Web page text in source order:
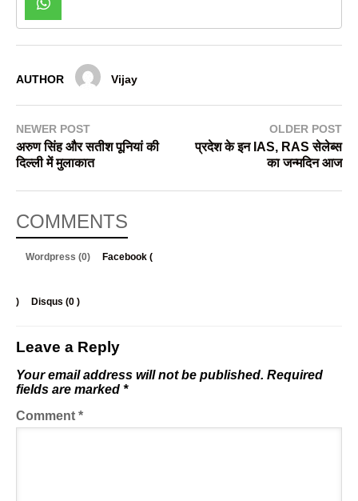
AUTHOR Vijay
NEWER POST
अरुण सिंह और सतीश पूनियां की
दिल्ली में मुलाकात
OLDER POST
प्रदेश के इन IAS, RAS सेलेब्स
का जन्मदिन आज
COMMENTS
Wordpress (0) Facebook (
) Disqus (0 )
Leave a Reply
Your email address will not be published. Required
fields are marked *
Comment *